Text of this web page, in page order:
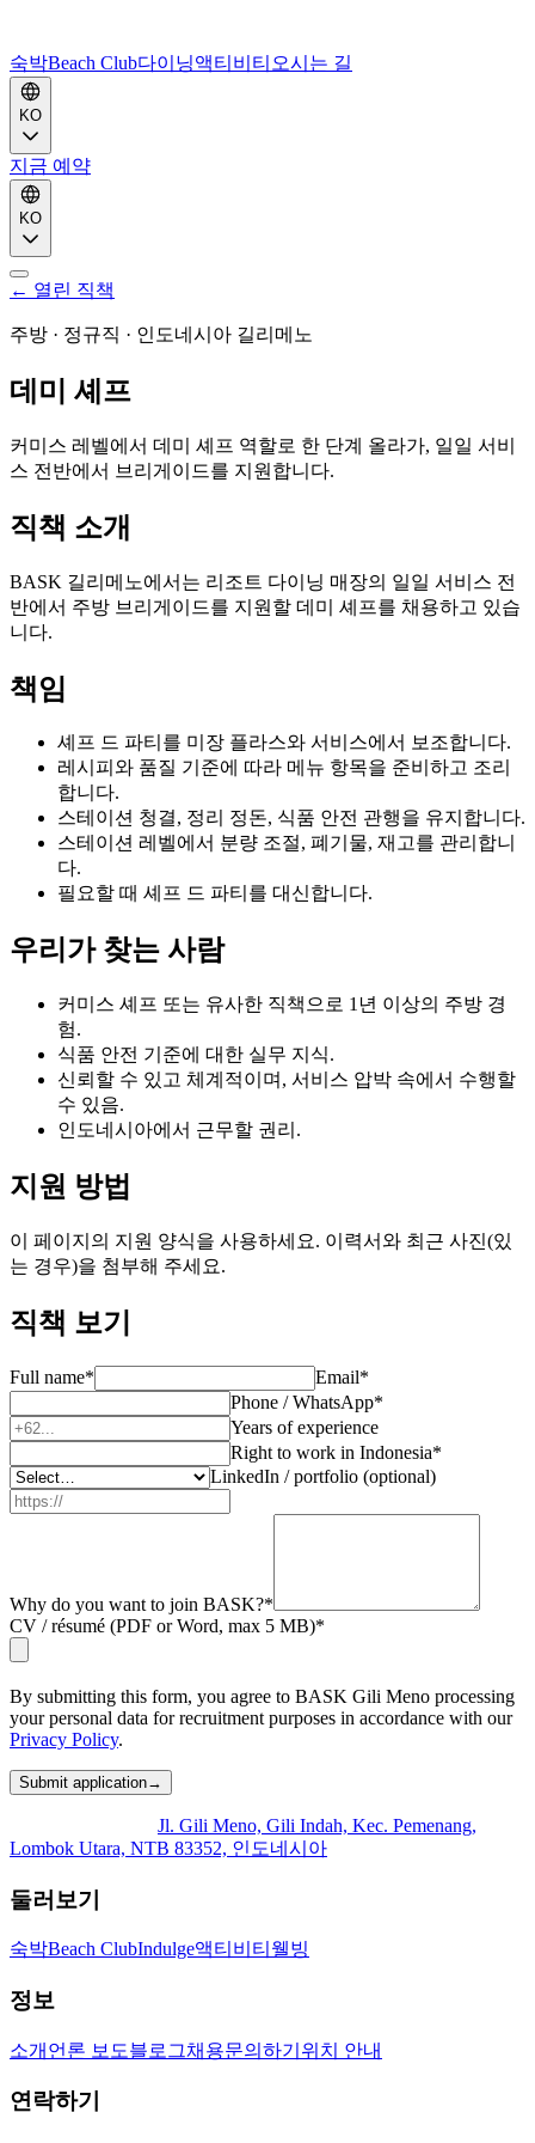
숙박Beach Club다이닝액티비티 오시는 길
KO
지금 예약
KO
← 열린 직책
주방 · 정규직 · 인도네시아 길리메노
데미 셰프
커미스 레벨에서 데미 셰프 역할로 한 단계 올라가, 일일 서비
스 전반에서 브리게이드를 지원합니다.
직책 소개
BASK 길리메노에서는 리조트 다이닝 매장의 일일 서비스 전
반에서 주방 브리게이드를 지원할 데미 셰프를 채용하고 있습
니다.
책임
셰프 드 파티를 미장 플라스와 서비스에서 보조합니다.
레시피와 품질 기준에 따라 메뉴 항목을 준비하고 조리
합니다.
스테이션 청결, 정리 정돈, 식품 안전 관행을 유지합니다.
스테이션 레벨에서 분량 조절, 폐기물, 재고를 관리합니
다.
필요할 때 셰프 드 파티를 대신합니다.
우리가 찾는 사람
커미스 셰프 또는 유사한 직책으로 1년 이상의 주방 경
험.
식품 안전 기준에 대한 실무 지식.
신뢰할 수 있고 체계적이며, 서비스 압박 속에서 수행할
수 있음.
인도네시아에서 근무할 권리.
지원 방법
이 페이지의 지원 양식을 사용하세요. 이력서와 최근 사진(있
는 경우)을 첨부해 주세요.
직책 보기
Full name* Email*
Phone / WhatsApp*
Years of experience
Right to work in Indonesia*
LinkedIn / portfolio (optional)
Why do you want to join BASK?*
CV / résumé (PDF or Word, max 5 MB)*
By submitting this form, you agree to BASK Gili Meno processing
your personal data for recruitment purposes in accordance with our
Privacy Policy.
Submit application→
Jl. Gili Meno, Gili Indah, Kec. Pemenang,
Lombok Utara, NTB 83352, 인도네시아
둘러보기
숙박Beach ClubIndulge액티비티 웰빙
정보
소개 언론 보도블로그채용문의하기 위치 안내
연락하기